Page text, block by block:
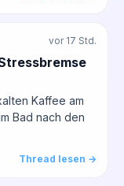
vor 17 Std.
Kaffee am
Bad nach den
Thread lesen →